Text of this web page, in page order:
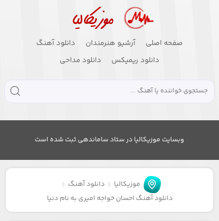
صفحه اصلی آرشیو هنرمندان
دانلود آهنگ
دانلود ریمیکس
دانلود مداحی
وبسایت موزیکالیا در ستاد ساماندهی ثبت شده است
موزیکالیا
دانلود آهنگ
دانلود آهنگ احسان خواجه امیری به نام دنیا